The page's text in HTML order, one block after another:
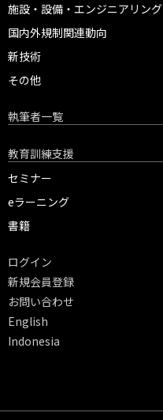
施設・設備・エンジニアリング
国内外規制関連動向
新技術
その他
執筆者一覧
教育訓練支援
セミナー
eラーニング
書籍
ログイン
新規会員登録
お問い合わせ
English
Indonesia